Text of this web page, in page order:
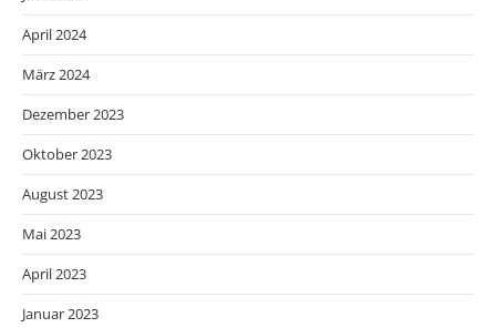
April 2024
März 2024
Dezember 2023
Oktober 2023
August 2023
Mai 2023
April 2023
Januar 2023